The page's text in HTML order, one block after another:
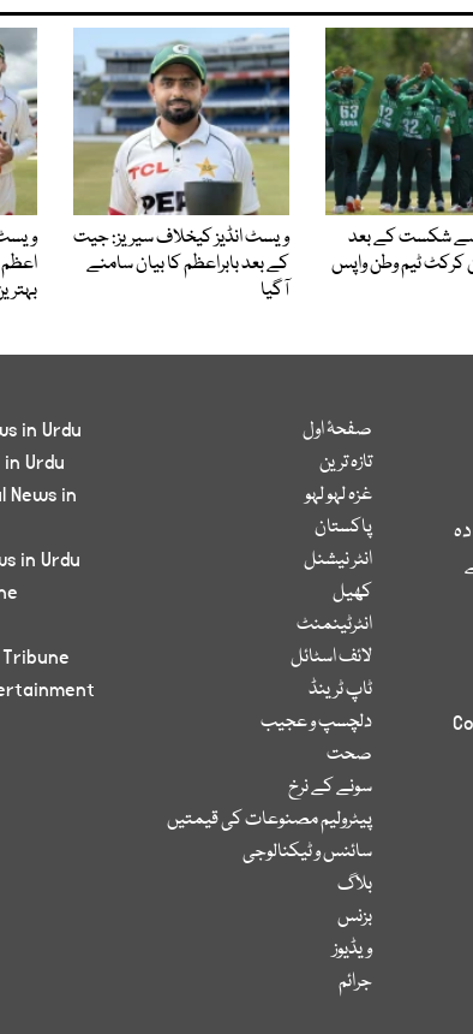
سے شکست کے بعد
کرکٹ ٹیم وطن واپس
ویسٹ انڈیز کیخلاف سیریز: جیت
کے بعد بابراعظم کا بیان سامنے
آگیا
ویسٹ
اعظم
صفحۂ اول
تازہ ترین
غزہ لہو لہو
پاکستان
انٹر نیشنل
کھیل
انٹرٹینمنٹ
لائف اسٹائل
ٹاپ ٹرینڈ
دلچسپ و عجیب
صحت
سونے کے نرخ
پیٹرولیم مصنوعات کی قیمتیں
سائنس و ٹیکنالوجی
بلاگ
بزنس
ویڈیوز
جرائم
in Urdu
Urdu
in
in Urdu